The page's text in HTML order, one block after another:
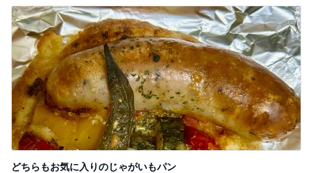
どちらもお気に入りのじゃがいもパン